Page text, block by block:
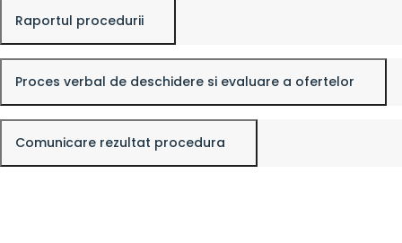
Raportul procedurii
Proces verbal de deschidere si evaluare a ofertelor
Comunicare rezultat procedura